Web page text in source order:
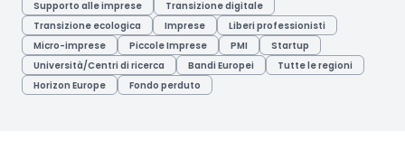
Supporto alle imprese
Transizione digitale
Transizione ecologica
Imprese
Liberi professionisti
Micro-imprese
Piccole Imprese PMI
Startup
Università/Centri di ricerca
Bandi Europei
Tutte le regioni
Horizon Europe
Fondo perduto